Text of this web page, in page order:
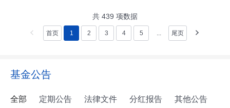
共 439 项数据
首页 1 2 3 4 5 ... 尾页
基金公告
全部 定期公告 法律文件 分红报告 其他公告